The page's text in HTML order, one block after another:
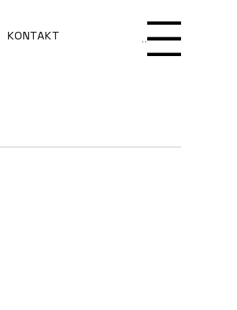
KONTAKT Menu